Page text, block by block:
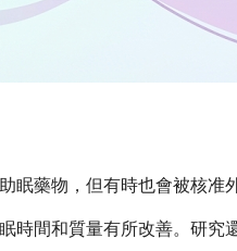
藥物，但有時也會被核
時間和質量有所改善。研